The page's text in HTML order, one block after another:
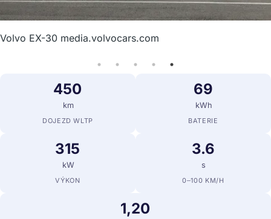
Volvo EX-30 media.volvocars.com
450
km
DOJEZD WLTP
69
kWh
BATERIE
315
kW
VÝKON
3.6
s
0–100 KM/H
1,20